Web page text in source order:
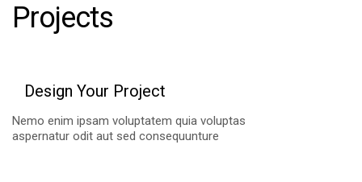
Projects
Design Your Project
Nemo enim ipsam voluptatem quia voluptas
aspernatur odit aut sed consequunture